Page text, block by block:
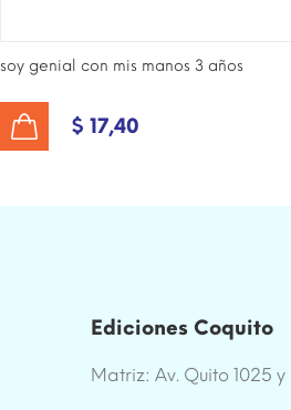
soy genial con mis manos 3 años
$ 17,40
Ediciones Coquito
Matriz: Av. Quito 1025 y